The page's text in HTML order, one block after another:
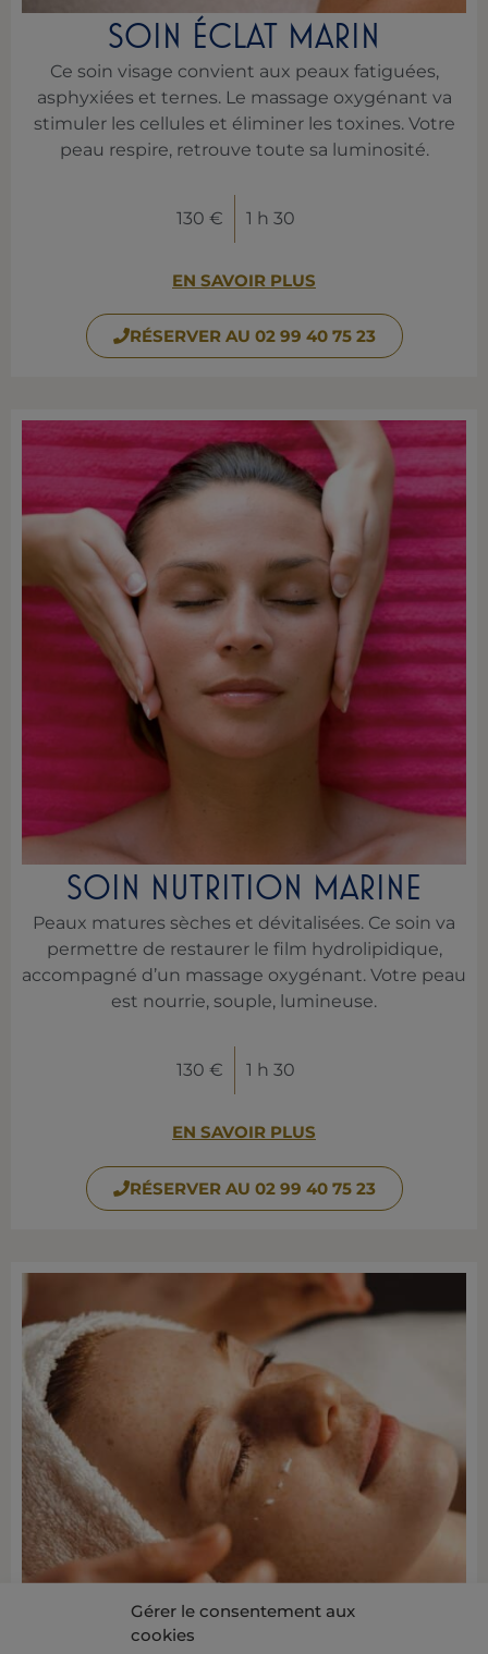
Gérer le consentement aux
cookies
SOIN ÉCLAT MARIN
Ce soin visage convient aux peaux fatiguées,
asphyxiées et ternes. Le massage oxygénant va
stimuler les cellules et éliminer les toxines. Votre
peau respire, retrouve toute sa luminosité.
130 € 1 h 30
EN SAVOIR PLUS
RÉSERVER AU 02 99 40 75 23
SOIN NUTRITION MARINE
Peaux matures sèches et dévitalisées. Ce soin va
permettre de restaurer le film hydrolipidique,
accompagné d’un massage oxygénant. Votre peau
est nourrie, souple, lumineuse.
130 € 1 h 30
EN SAVOIR PLUS
RÉSERVER AU 02 99 40 75 23